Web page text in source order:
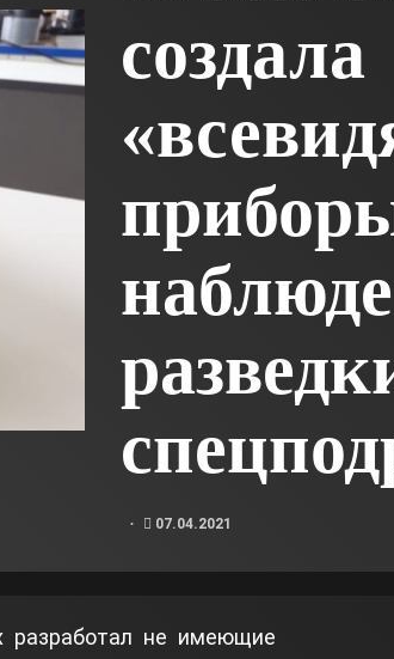
создала
07.04.2021
разработал не имеющие